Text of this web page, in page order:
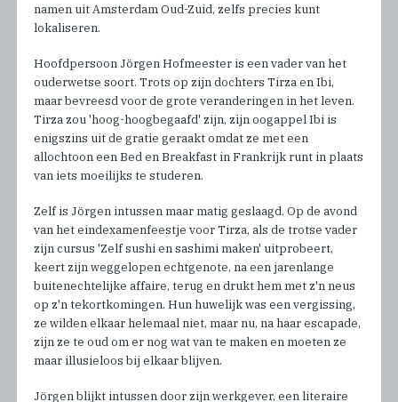
namen uit Amsterdam Oud-Zuid, zelfs precies kunt
lokaliseren.
Hoofdpersoon Jörgen Hofmeester is een vader van het
ouderwetse soort. Trots op zijn dochters Tirza en Ibi,
maar bevreesd voor de grote veranderingen in het leven.
Tirza zou 'hoog-hoogbegaafd' zijn, zijn oogappel Ibi is
enigszins uit de gratie geraakt omdat ze met een
allochtoon een Bed en Breakfast in Frankrijk runt in plaats
van iets moeilijks te studeren.
Zelf is Jörgen intussen maar matig geslaagd. Op de avond
van het eindexamenfeestje voor Tirza, als de trotse vader
zijn cursus 'Zelf sushi en sashimi maken' uitprobeert,
keert zijn weggelopen echtgenote, na een jarenlange
buitenechtelijke affaire, terug en drukt hem met z'n neus
op z'n tekortkomingen. Hun huwelijk was een vergissing,
ze wilden elkaar helemaal niet, maar nu, na haar escapade,
zijn ze te oud om er nog wat van te maken en moeten ze
maar illusieloos bij elkaar blijven.
Jörgen blijkt intussen door zijn werkgever, een literaire